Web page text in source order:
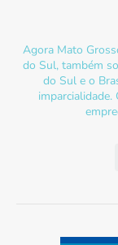
Agora Mato
do Sul, também
do Sul e o
imparcialidade.